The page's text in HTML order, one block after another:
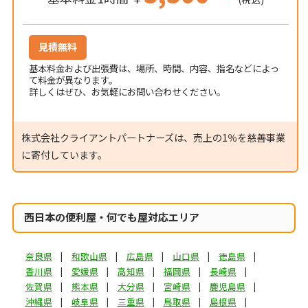
見積無料
基本料金および出張費は、場所、時間、内容、指名などによっ
て料金が異なります。
詳しくはぜひ、お気軽にお問い合わせください。
株式会社クライアントパートナーズは、売上の1％を慈善事業
に寄付しています。
西日本の便利屋・何でも屋対応エリア
奈良県 和歌山県 広島県 山口県
徳島県
香川県
愛媛県 高知県 福岡県
長崎県
佐賀県
熊本県 大分県 宮崎県
鹿児島県
沖縄県
岐阜県 三重県 鳥取県
島根県